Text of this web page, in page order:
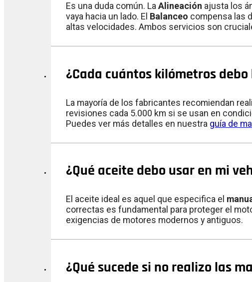
Es una duda común. LaAlineación ajusta los
vaya hacia un lado. El Balanceo compensa las
altas velocidades. Ambos servicios son
¿Cada cuántos kilómetros
La mayoría de los fabricantes recomiendan
revisiones cada 5.000 km si se usan en
Puedes ver más detalles en nuestra guía de
¿Qué aceite debo usar en mi
El aceite ideal es aquel que especifica el
correctas es fundamental para proteger el
exigencias de motores modernos y antiguos.
¿Qué sucede si no realizo las